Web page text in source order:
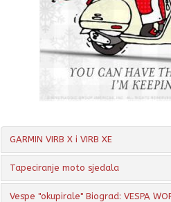
GARMIN VIRB X i VIRB XE
Tapeciranje moto sjedala
Vespe "okupirale" Biograd: VESPA